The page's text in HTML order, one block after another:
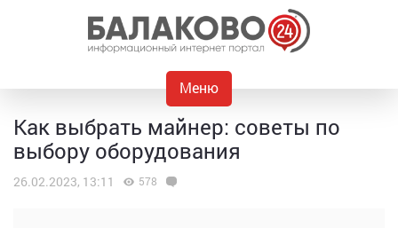
Меню
Как выбрать майнер: советы по
выбору оборудования
26.02.2023, 13:11 578